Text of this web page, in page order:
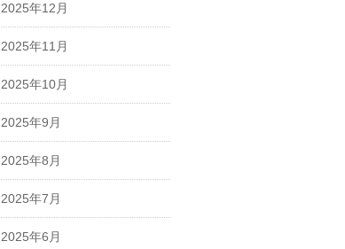
2025年12月
2025年11月
2025年10月
2025年9月
2025年8月
2025年7月
2025年6月